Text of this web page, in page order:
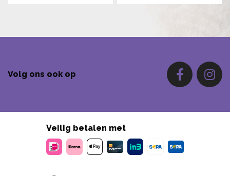
Volg ons ook op
Veilig betalen met